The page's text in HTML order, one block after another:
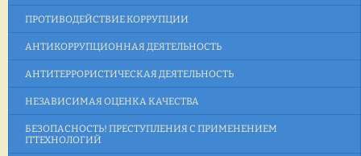
ПРОТИВОДЕЙСТВИЕ КОРРУПЦИИ
АНТИКОРРУПЦИОННАЯ ДЕЯТЕЛЬНОСТЬ
АНТИТЕРРОРИСТИЧЕСКАЯ ДЕЯТЕЛЬНОСТЬ
НЕЗАВИСИМАЯ ОЦЕНКА КАЧЕСТВА
БЕЗОПАСНОСТЬ! ПРЕСТУПЛЕНИЯ С ПРИМЕНЕНИЕМ
ITТЕХНОЛОГИЙ